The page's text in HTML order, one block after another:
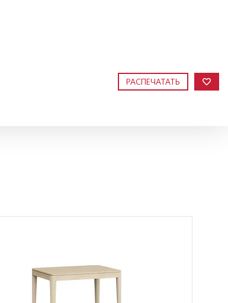
РАСПЕЧАТАТЬ